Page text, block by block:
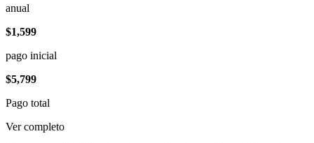
anual
$1,599
pago inicial
$5,799
Pago total
Ver completo